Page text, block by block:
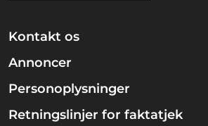
Kontakt os
Annoncer
Personoplysninger
Retningslinjer for faktatjek